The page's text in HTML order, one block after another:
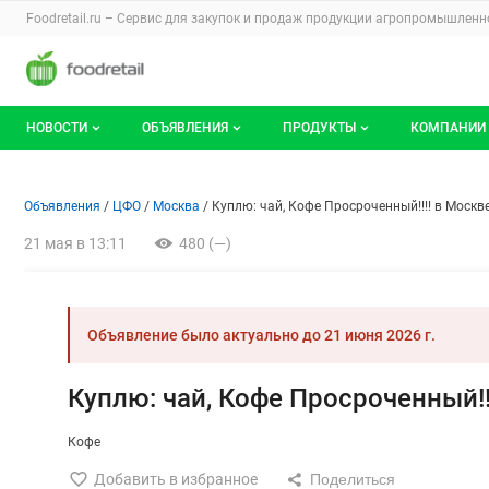
Раздел навигации по сайту
Foodretail.ru – Сервис для закупок и продаж продукции
Авторизация и меню пользователя
Навигация по разделам сайта foodretail.ru
НОВОСТИ ОБЪЯВЛЕНИЯ ПРОДУКТЫ КОМПАНИИ
Объявление: Куплю: чай,
Информация о объявлении
Навигация и управление
Объявления ЦФО Москва Куплю: чай, Кофе Просроченный!!!! в
21 мая в 13:11 480 (—)
Объявление было актуально до21 июня 2026 г.
Куплю: чай, Кофе
Кофе
Добавить в избранное